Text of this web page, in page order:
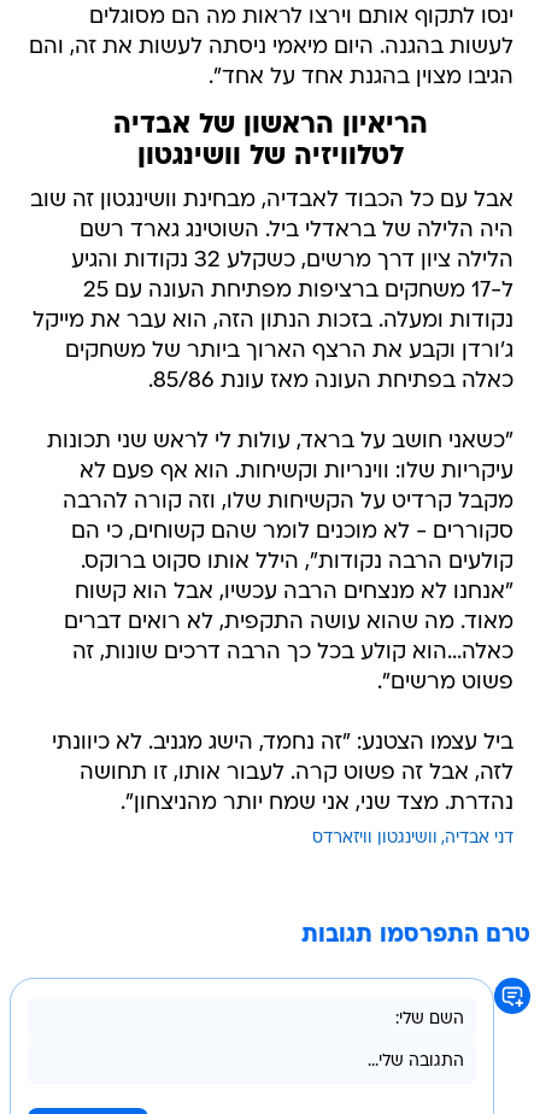
ינסו לתקוף אותם וירצו לראות מה הם מסוגלים
לעשות בהגנה. היום מיאמי ניסתה לעשות את זה, והם
הגיבו מצוין בהגנת אחד על אחד".
הריאיון הראשון של אבדיה
לטלוויזיה של וושינגטון
אבל עם כל הכבוד לאבדיה, מבחינת וושינגטון זה שוב
היה הלילה של בראדלי ביל. השוטינג גארד רשם
הלילה ציון דרך מרשים, כשקלע 32 נקודות והגיע
ל-17 משחקים ברציפות מפתיחת העונה עם 25
נקודות ומעלה. בזכות הנתון הזה, הוא עבר את מייקל
ג'ורדן וקבע את הרצף הארוך ביותר של משחקים
כאלה בפתיחת העונה מאז עונת 85/86.
"כשאני חושב על בראד, עולות לי לראש שני תכונות
עיקריות שלו: ווינריות וקשיחות. הוא אף פעם לא
מקבל קרדיט על הקשיחות שלו, וזה קורה להרבה
סקוררים - לא מוכנים לומר שהם קשוחים, כי הם
קולעים הרבה נקודות", הילל אותו סקוט ברוקס.
"אנחנו לא מנצחים הרבה עכשיו, אבל הוא קשוח
מאוד. מה שהוא עושה התקפית, לא רואים דברים
כאלה...הוא קולע בכל כך הרבה דרכים שונות, זה
פשוט מרשים".
ביל עצמו הצטנע: "זה נחמד, הישג מגניב. לא כיוונתי
לזה, אבל זה פשוט קרה. לעבור אותו, זו תחושה
נהדרת. מצד שני, אני שמח יותר מהניצחון".
דני אבדיה וושינגטון וויזארדס
טרם התפרסמו תגובות